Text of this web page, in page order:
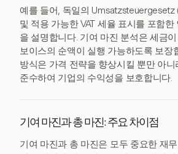
예를 들어, 독일의 Umsatzsteuergesetz
및 적용 가능한 VAT 세율 표시를 포함
을 설명합니다. 기여 마진 분석은 세금
보이스의 순액이 실행 가능하도록 보장
방식은 가격 전략을 향상시킬 뿐만 아
준수하여 기업의 수익성을 보호합니다.
기여 마진과 총 마진: 주요 차이점
기여 마진과 총 마진은 모두 중요한 재